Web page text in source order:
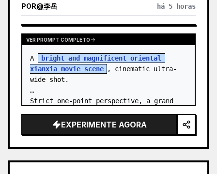
POR@李岳 há 5 horas
VER PROMPT COMPLETO
A
bright and magnificent oriental
xianxia movie scene
, cinematic ultra-
wide shot.
Strict one-point perspective, a grand
golden jade, passing through the sea of
clouds from the bottom…
EXPERIMENTE AGORA